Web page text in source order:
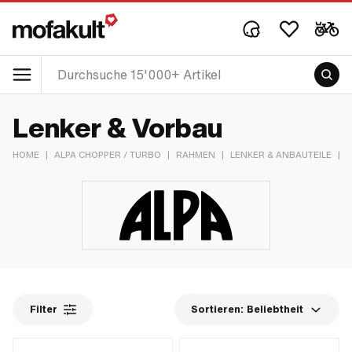
Lenker & Vorbau
HOME | ALPA CHOPPER / TURBO | RAHMEN | LENKER & ANBAUTEILE |
Filter Sortieren: Beliebtheit